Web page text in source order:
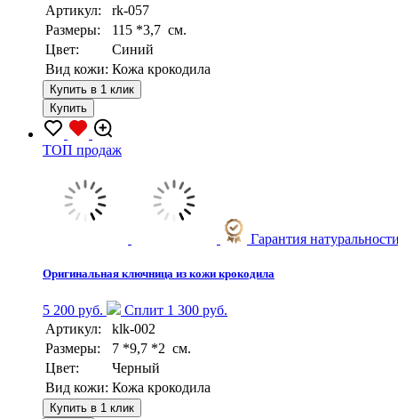
Артикул:
rk-057
Размеры:
115 *3,7 см.
Цвет:
Синий
Вид кожи: Кожа крокодила
Купить в 1 клик
Купить
TOП продаж
Гарантия
Оригинальная ключница из кожи крокодила
5 200 руб.
Сплит 1 300 руб.
Артикул:
klk-002
Размеры:
7 *9,7 *2 см.
Цвет:
Черный
Вид кожи: Кожа крокодила
Купить в 1 клик